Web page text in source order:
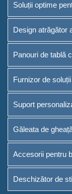
ambalarea
Suport
meniu de bară
Găleata de
Accesorii
Deschizător
capacul barului
Despre
Soluții optime
Design atrăgător
Panouri de tablă
Furnizor de
Suport
Găleata de
Accesorii pentru
Deschizător de